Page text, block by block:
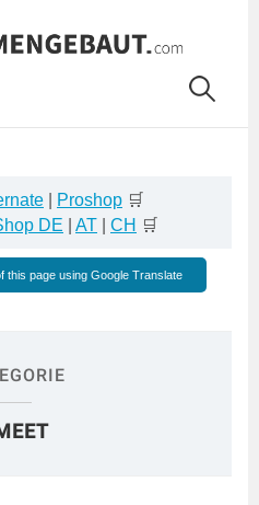
Proshop 🛒
DE AT CH 🛒
this page using Google Translate